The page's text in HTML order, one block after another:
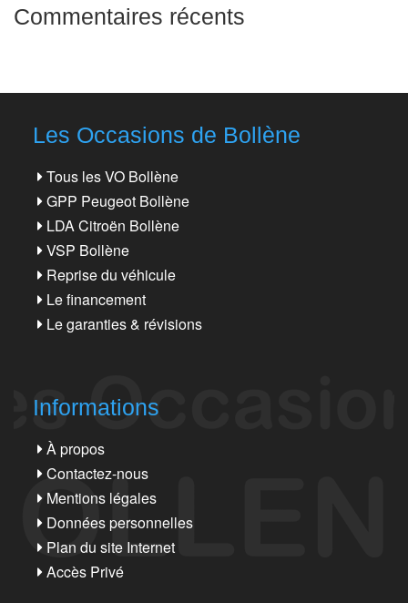
Commentaires récents
Les Occasions de Bollène
Tous les VO Bollène
GPP Peugeot Bollène
LDA Citroën Bollène
VSP Bollène
Reprise du véhicule
Le financement
Le garanties & révisions
Informations
À propos
Contactez-nous
Mentions légales
Données personnelles
Plan du site Internet
Accès Privé